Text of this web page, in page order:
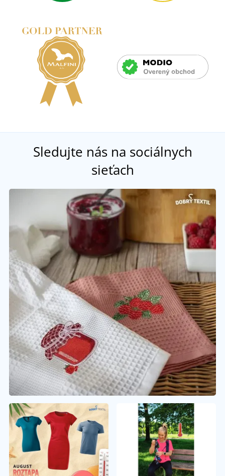
Sledujte nás na sociálnych
sieťach